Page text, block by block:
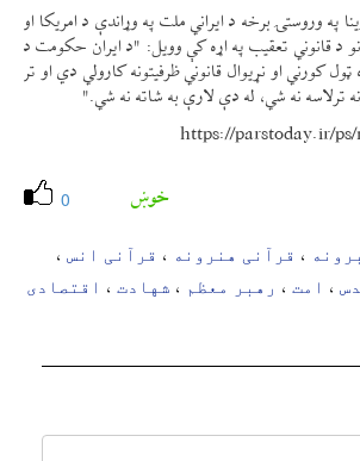
په وروستۍ برخه د ایراني ملت په وړاندې د امریکا او
د قانوني تعقیب په اړه کې وویل: "د ایران حکومت د
کورني او نړیوال قانوني ظرفیتونه کارولي دي او تر
ترلاسه نه شي، له دې لارې به شاته نه شي."
0 خوښ
، قرآنی هنرونه ، قرآنی انس ،
، امت ، رهبر معظم ، شهادت ، اقتصادی